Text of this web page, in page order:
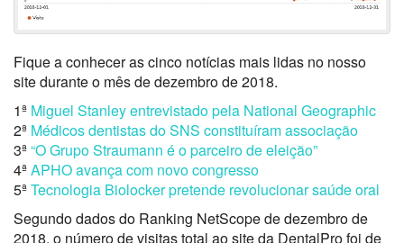
Fique a conhecer as cinco notícias mais lidas no nosso
site durante o mês de dezembro de 2018.
1ª Miguel Stanley entrevistado pela National Geographic
2ª Médicos dentistas do SNS constituíram associação
3ª“O Grupo Straumann é o parceiro de eleição”
4ªAPHO avança com novo congresso
5ªTecnologia Biolocker pretende revolucionar saúde oral
Segundo dados do Ranking NetScope de dezembro de
2018, o número de visitas total ao site da DentalPro foi de